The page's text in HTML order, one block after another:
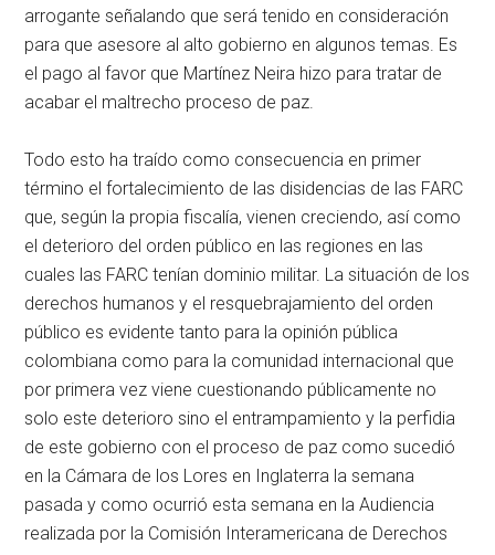
arrogante señalando que será tenido en consideración
para que asesore al alto gobierno en algunos temas. Es
el pago al favor que Martínez Neira hizo para tratar de
acabar el maltrecho proceso de paz.
Todo esto ha traído como consecuencia en primer
término el fortalecimiento de las disidencias de las FARC
que, según la propia fiscalía, vienen creciendo, así como
el deterioro del orden público en las regiones en las
cuales las FARC tenían dominio militar. La situación de los
derechos humanos y el resquebrajamiento del orden
público es evidente tanto para la opinión pública
colombiana como para la comunidad internacional que
por primera vez viene cuestionando públicamente no
solo este deterioro sino el entrampamiento y la perfidia
de este gobierno con el proceso de paz como sucedió
en la Cámara de los Lores en Inglaterra la semana
pasada y como ocurrió esta semana en la Audiencia
realizada por la Comisión Interamericana de Derechos